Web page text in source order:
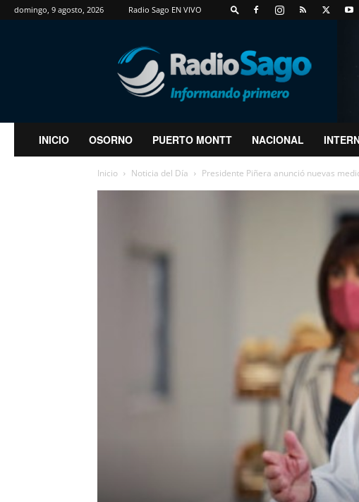
domingo, 9 agosto, 2026 Radio Sago EN VIVO
RadioSago
INICIO OSORNO PUERTO MONTT NACIONAL
Inicio Noticia del Día Presidente Piñera anunció nuevas